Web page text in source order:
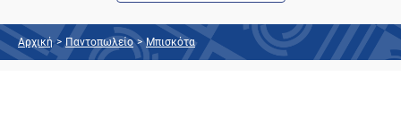
Αρχική > Παντοπωλείο > Μπισκότα